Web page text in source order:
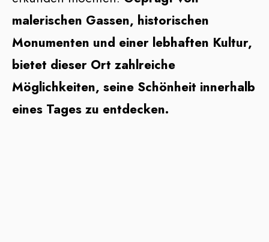
malerischen Gassen, historischen
Monumenten und einer lebhaften Kultur,
bietet dieser Ort zahlreiche
Möglichkeiten, seine Schönheit innerhalb
eines Tages zu entdecken.